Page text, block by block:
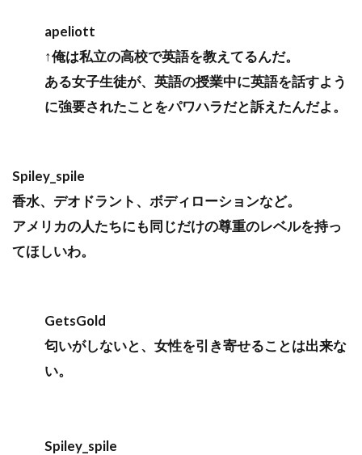
apeliott
↑俺は私立の高校で英語を教えてるんだ。
ある女子生徒が、英語の授業中に英語を話すよう
に強要されたことをパワハラだと訴えたんだよ。
Spiley_spile
香水、デオドラント、ボディローションなど。
アメリカの人たちにも同じだけの尊重のレベルを持っ
てほしいわ。
GetsGold
匂いがしないと、女性を引き寄せることは出来な
い。
Spiley_spile